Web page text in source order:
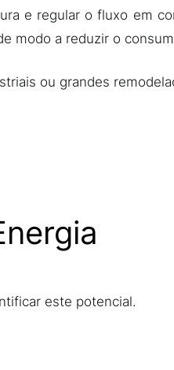
e regular o fluxo em
modo a reduzir o
ou grandes
este potencial.